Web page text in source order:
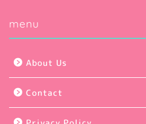
menu
About Us
Contact